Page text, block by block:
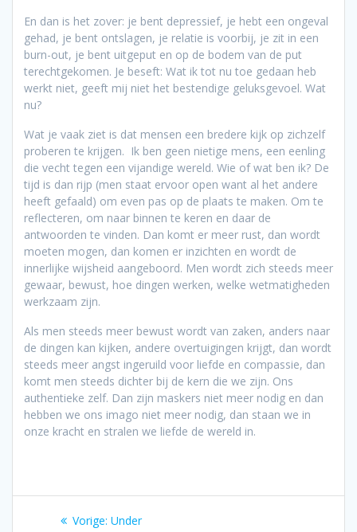
En dan is het zover: je bent depressief, je hebt een ongeval
gehad, je bent ontslagen, je relatie is voorbij, je zit in een
burn-out, je bent uitgeput en op de bodem van de put
terechtgekomen. Je beseft: Wat ik tot nu toe gedaan heb
werkt niet, geeft mij niet het bestendige geluksgevoel. Wat
nu?
Wat je vaak ziet is dat mensen een bredere kijk op zichzelf
proberen te krijgen. Ik ben geen nietige mens, een eenling
die vecht tegen een vijandige wereld. Wie of wat ben ik? De
tijd is dan rijp (men staat ervoor open want al het andere
heeft gefaald) om even pas op de plaats te maken. Om te
reflecteren, om naar binnen te keren en daar de
antwoorden te vinden. Dan komt er meer rust, dan wordt
moeten mogen, dan komen er inzichten en wordt de
innerlijke wijsheid aangeboord. Men wordt zich steeds meer
gewaar, bewust, hoe dingen werken, welke wetmatigheden
werkzaam zijn.
Als men steeds meer bewust wordt van zaken, anders naar
de dingen kan kijken, andere overtuigingen krijgt, dan wordt
steeds meer angst ingeruild voor liefde en compassie, dan
komt men steeds dichter bij de kern die we zijn. Ons
authentieke zelf. Dan zijn maskers niet meer nodig en dan
hebben we ons imago niet meer nodig, dan staan we in
onze kracht en stralen we liefde de wereld in.
Bericht
Vorige: Vorig
Under